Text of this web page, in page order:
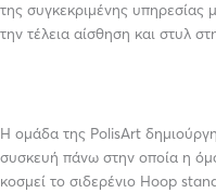
της συγκεκριμένης υπηρεσίας
την τέλεια αίσθηση και στυλ
Η ομάδα της PolisArt
συσκευή πάνω στην οποία η
κοσμεί το σιδερένιο Hoop